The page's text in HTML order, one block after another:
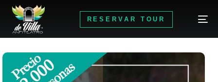
RESERVAR TOUR
RESERVAR TOUR